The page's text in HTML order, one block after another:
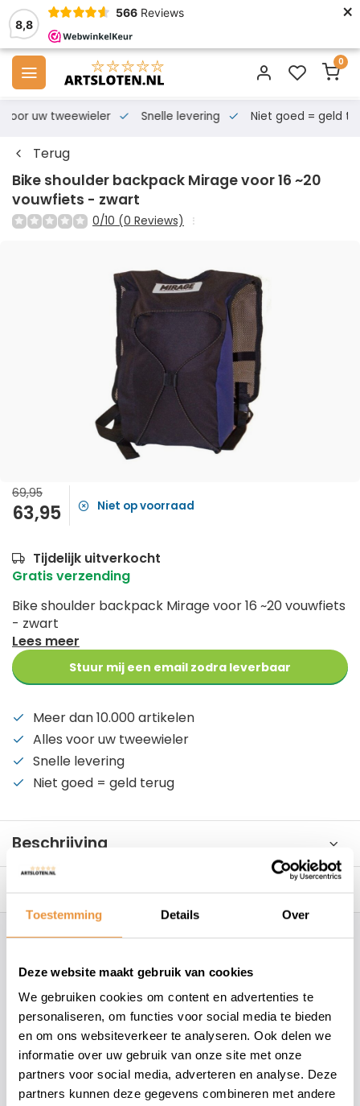
Toestemming Details Over
Deze website maakt gebruik van cookies
We gebruiken cookies om content en advertenties te
personaliseren, om functies voor social media te bieden
en om ons websiteverkeer te analyseren. Ook delen we
informatie over uw gebruik van onze site met onze
partners voor social media, adverteren en analyse. Deze
partners kunnen deze gegevens combineren met andere
8,8
566 Reviews ×
0
voor uw tweewieler Snelle levering Niet goed = geld
Terug
Bike shoulder backpack Mirage voor 16 ~20
vouwfiets - zwart
0/10 (0 Reviews)
69,95
63,95 Niet op voorraad
Tijdelijk uitverkocht
Gratis verzending
Bike shoulder backpack Mirage voor 16 ~20 vouwfiets
- zwart
Lees meer
Stuur mij een email zodra leverbaar
Meer dan 10.000 artikelen
Alles voor uw tweewieler
Snelle levering
Niet goed = geld terug
Beschrijving
Reviews 0/10
+31 78 780 2330
info@artsloten.nl
157 klanten geven een 4.7/ 5 op